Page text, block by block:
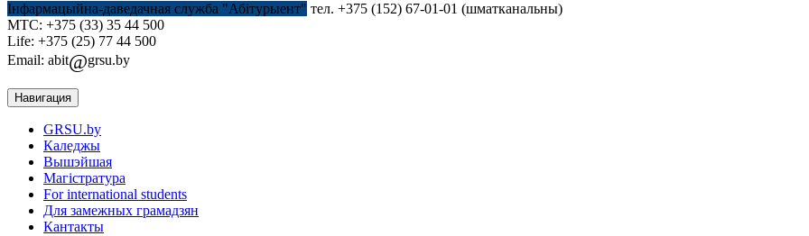
Інфармацыйна-даведачная служба "Абітурыент" тел. +375 (152) 67-01-01 (шматканальны)
МТС: +375 (33) 35 44 500
Life: +375 (25) 77 44 500
Email: abit@grsu.by
Навигация
GRSU.by
Каледжы
Вышэйшая
Магістратура
For international students
Для замежных грамадзян
Кантакты